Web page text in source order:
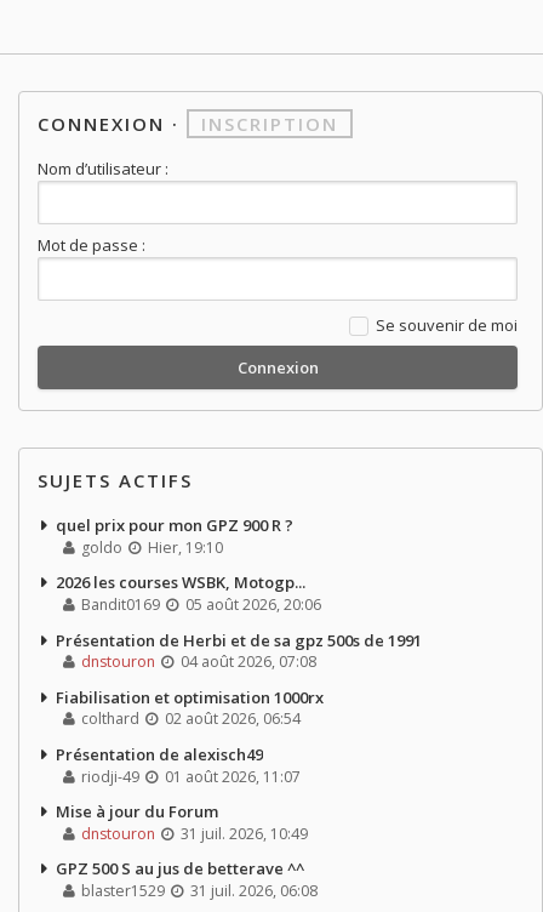
CONNEXION · INSCRIPTION
Nom d’utilisateur :
Mot de passe :
Se souvenir de moi
SUJETS ACTIFS
quel prix pour mon GPZ 900 R ?
goldo Hier, 19:10
2026 les courses WSBK, Motogp...
Bandit0169 05 août 2026, 20:06
Présentation de Herbi et de sa gpz 500s de 1991
dnstouron 04 août 2026, 07:08
Fiabilisation et optimisation 1000rx
colthard 02 août 2026, 06:54
Présentation de alexisch49
riodji-49 01 août 2026, 11:07
Mise à jour du Forum
dnstouron 31 juil. 2026, 10:49
GPZ 500 S au jus de betterave ^^
blaster1529 31 juil. 2026, 06:08